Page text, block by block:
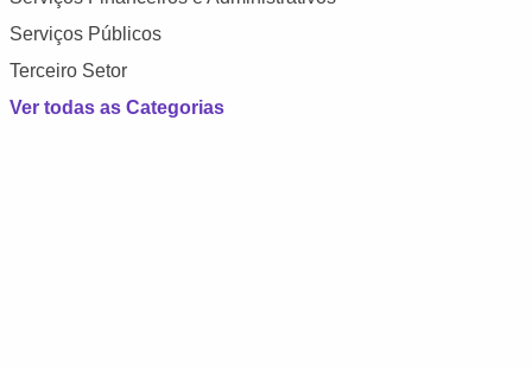
Serviços Públicos
Terceiro Setor
Ver todas as Categorias